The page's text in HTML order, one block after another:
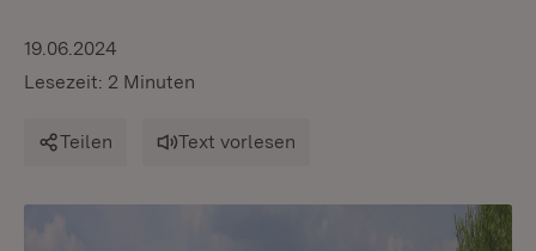
19.06.2024
Lesezeit: 2 Minuten
Teilen Text vorlesen